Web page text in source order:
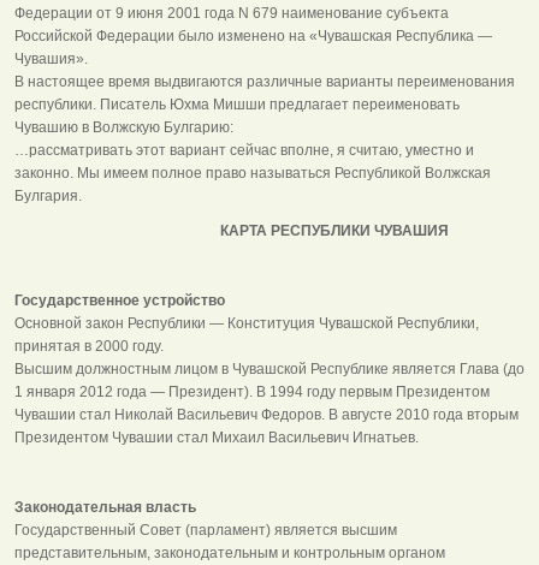
Федерации от 9 июня 2001 года N 679 наименование субъекта
Российской Федерации было изменено на «Чувашская Республика —
Чувашия».
В настоящее время выдвигаются различные варианты переименования
республики. Писатель Юхма Мишши предлагает переименовать
Чувашию в Волжскую Булгарию:
…рассматривать этот вариант сейчас вполне, я считаю, уместно и
законно. Мы имеем полное право называться Республикой Волжская
Булгария.
КАРТА РЕСПУБЛИКИ ЧУВАШИЯ
Государственное устройство
Основной закон Республики — Конституция Чувашской Республики,
принятая в 2000 году.
Высшим должностным лицом в Чувашской Республике является Глава (до
1 января 2012 года — Президент). В 1994 году первым Президентом
Чувашии стал Николай Васильевич Федоров. В августе 2010 года вторым
Президентом Чувашии стал Михаил Васильевич Игнатьев.
Законодательная власть
Государственный Совет (парламент) является высшим
представительным, законодательным и контрольным органом